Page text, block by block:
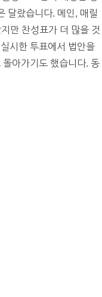
달랐습니다. 메인, 매릴
만 찬성표가 더 많을 것
시한 투표에서 법안을
아가기도 했습니다. 동